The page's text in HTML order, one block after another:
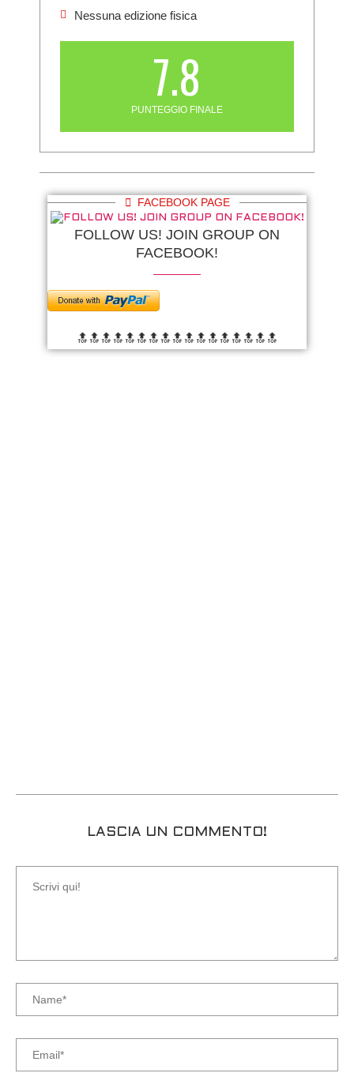
Nessuna edizione fisica
7.8
PUNTEGGIO FINALE
FACEBOOK PAGE
FOLLOW US! JOIN GROUP ON
FACEBOOK!
🔝🔝🔝🔝🔝🔝 🔝🔝🔝🔝🔝🔝 🔝🔝🔝🔝🔝
LASCIA UN COMMENTO!